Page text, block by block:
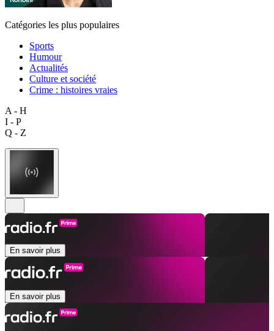
Catégories les plus populaires
Sports
Humour
Actualités
Culture et société
Crime : histoires vraies
A - H
I - P
Q - Z
En savoir plus
En savoir plus